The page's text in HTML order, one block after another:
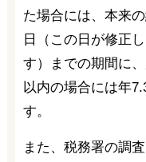
た場合には、本来
日（この日が修正
す）までの期間に
以内の場合には年
す。
また、税務署の調